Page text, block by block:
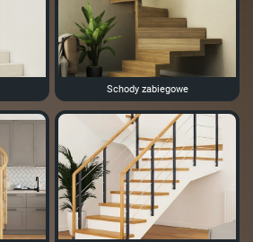
Schody zabiegowe